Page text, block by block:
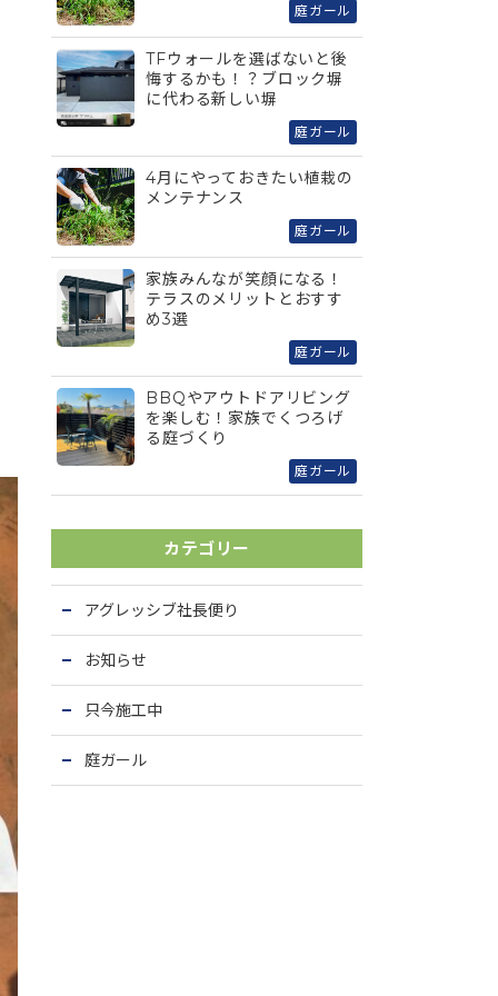
庭ガール
TFウォールを選ばないと後
悔するかも！？ブロック塀
に代わる新しい塀
庭ガール
4月にやっておきたい植栽の
メンテナンス
庭ガール
家族みんなが笑顔になる！
テラスのメリットとおすす
め3選
庭ガール
BBQやアウトドアリビング
を楽しむ！家族でくつろげ
る庭づくり
庭ガール
カテゴリー
アグレッシブ社長便り
お知らせ
只今施工中
庭ガール